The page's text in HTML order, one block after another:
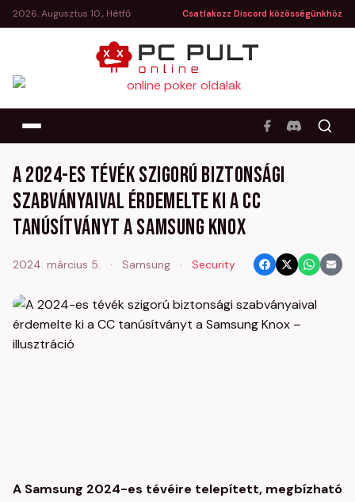
2026. Augusztus 10., Hétfő Csatlakozz Discord közösségünkhöz
A 2024-es tévék szigorú biztonsági
szabványaival érdemelte ki a CC
tanúsítványt a Samsung Knox
2024. március 5. · Samsung · Security
A Samsung 2024-es tévéire telepített, megbízható